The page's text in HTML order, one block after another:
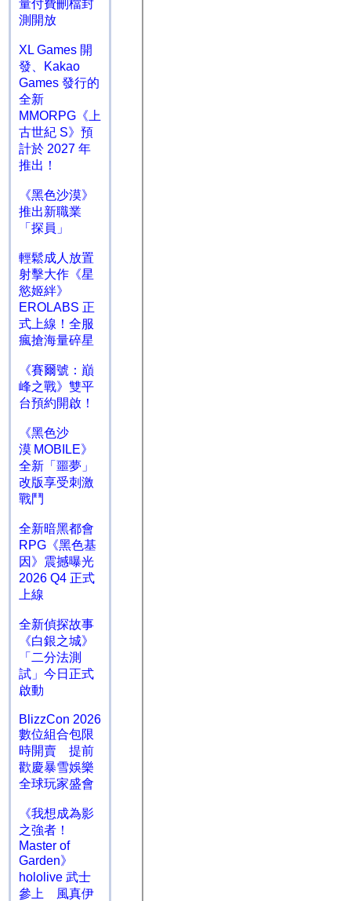
量付費刪檔封
測開放
XL Games 開
發、Kakao
Games 發行的
全新
MMORPG《上
古世紀 S》預
計於 2027 年
推出！
《黑色沙漠》
推出新職業
「探員」
輕鬆成人放置
射擊大作《星
慾姬絆》
EROLABS 正
式上線！全服
瘋搶海量碎星
《賽爾號：巔
峰之戰》雙平
台預約開啟！
《黑色沙
漠 MOBILE》
全新「噩夢」
改版享受刺激
戰鬥
全新暗黑都會
RPG《黑色基
因》震撼曝光
2026 Q4 正式
上線
全新偵探故事
《白銀之城》
「二分法測
試」今日正式
啟動
BlizzCon 2026
數位組合包限
時開賣 提前
歡慶暴雪娛樂
全球玩家盛會
《我想成為影
之強者！
Master of
Garden》
hololive 武士
參上 風真伊